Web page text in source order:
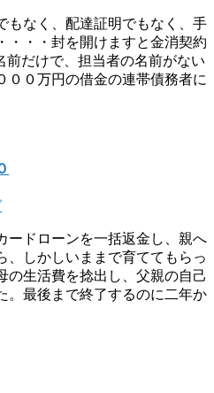
もなく、配達証明でもなく、手
・・・封を開けますと金消契約
だけで、担当者の名前がない
００万円の借金の連帯債務者に
ードローンを一括返金し、親へ
、しかしいままで育ててもらっ
の生活費を捻出し、父親の自己
。最後まで終了するのに二年か